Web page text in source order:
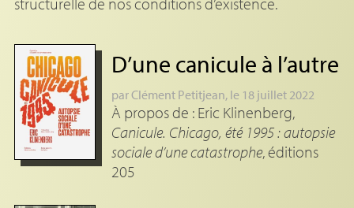
D’une canicule à l’autre
parClément Petitjean, le 18 juillet 2022
À propos de : Eric Klinenberg,
Canicule. Chicago, été 1995 : autopsie
sociale d’une catastrophe, éditions
205